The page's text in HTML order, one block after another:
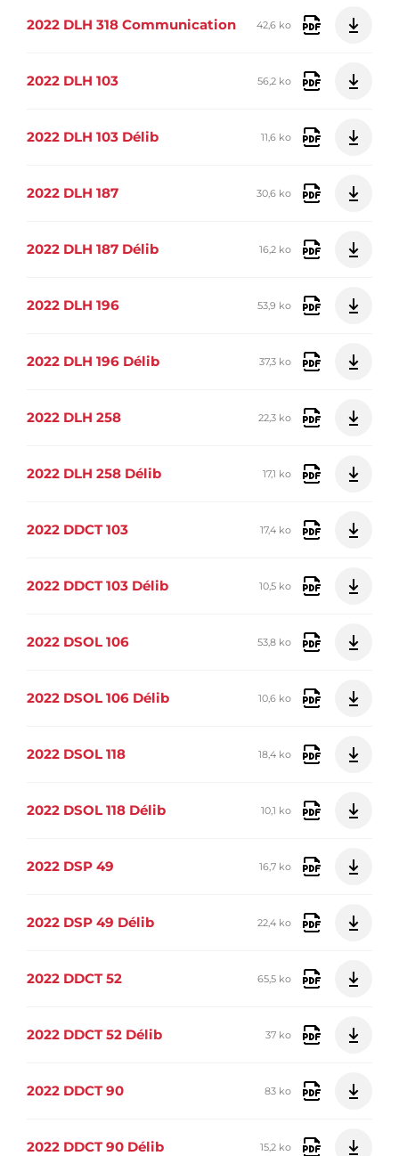
2022 DLH 318 Communication 42,6 ko
2022 DLH 103 56,2 ko
2022 DLH 103 Délib 11,6 ko
2022 DLH 187 30,6 ko
2022 DLH 187 Délib 16,2 ko
2022 DLH 196 53,9 ko
2022 DLH 196 Délib 37,3 ko
2022 DLH 258 22,3 ko
2022 DLH 258 Délib 17,1 ko
2022 DDCT 103 17,4 ko
2022 DDCT 103 Délib 10,5 ko
2022 DSOL 106 53,8 ko
2022 DSOL 106 Délib 10,6 ko
2022 DSOL 118 18,4 ko
2022 DSOL 118 Délib 10,1 ko
2022 DSP 49 16,7 ko
2022 DSP 49 Délib 22,4 ko
2022 DDCT 52 65,5 ko
2022 DDCT 52 Délib 37 ko
2022 DDCT 90 83 ko
2022 DDCT 90 Délib 15,2 ko